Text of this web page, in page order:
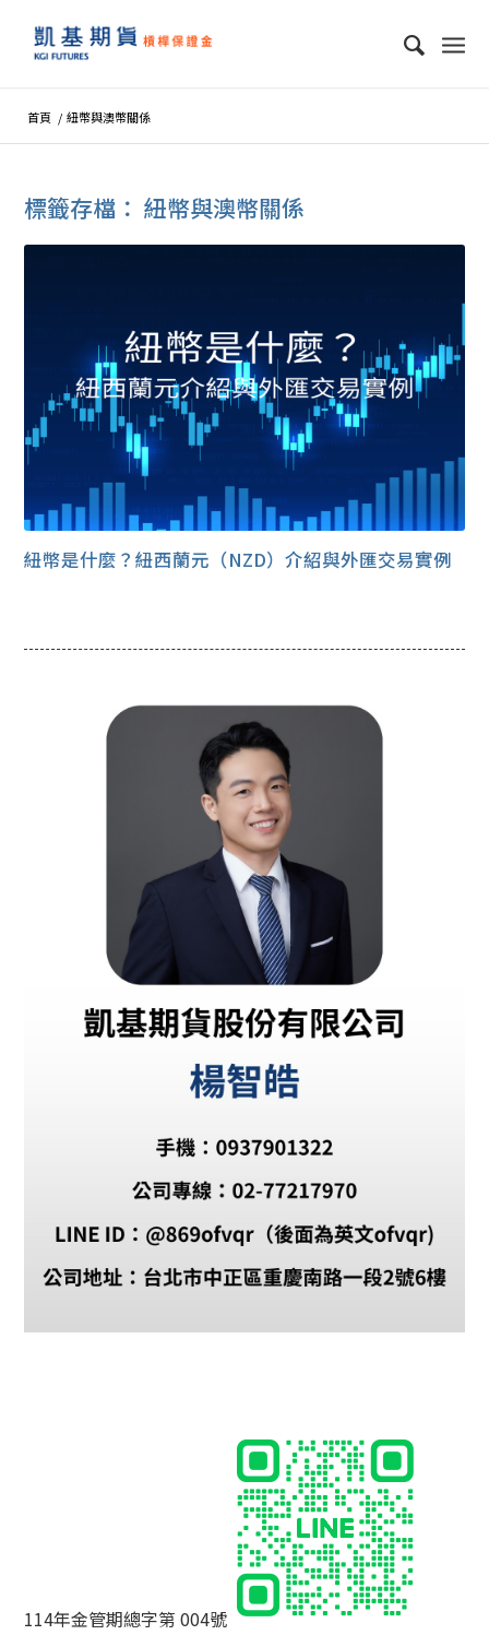
首頁 / 紐幣與澳幣關係
標籤存檔：紐幣與澳幣關係
紐幣是什麼？紐西蘭元（NZD）介紹與外匯交易實例
114年金管期總字第 004號